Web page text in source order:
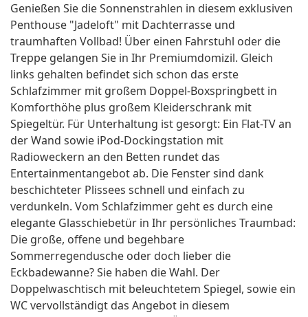
Genießen Sie die Sonnenstrahlen in diesem exklusiven
Penthouse "Jadeloft" mit Dachterrasse und
traumhaften Vollbad! Über einen Fahrstuhl oder die
Treppe gelangen Sie in Ihr Premiumdomizil. Gleich
links gehalten befindet sich schon das erste
Schlafzimmer mit großem Doppel-Boxspringbett in
Komforthöhe plus großem Kleiderschrank mit
Spiegeltür. Für Unterhaltung ist gesorgt: Ein Flat-TV an
der Wand sowie iPod-Dockingstation mit
Radioweckern an den Betten rundet das
Entertainmentangebot ab. Die Fenster sind dank
beschichteter Plissees schnell und einfach zu
verdunkeln. Vom Schlafzimmer geht es durch eine
elegante Glasschiebetür in Ihr persönliches Traumbad:
Die große, offene und begehbare
Sommerregendusche oder doch lieber die
Eckbadewanne? Sie haben die Wahl. Der
Doppelwaschtisch mit beleuchtetem Spiegel, sowie ein
WC vervollständigt das Angebot in diesem